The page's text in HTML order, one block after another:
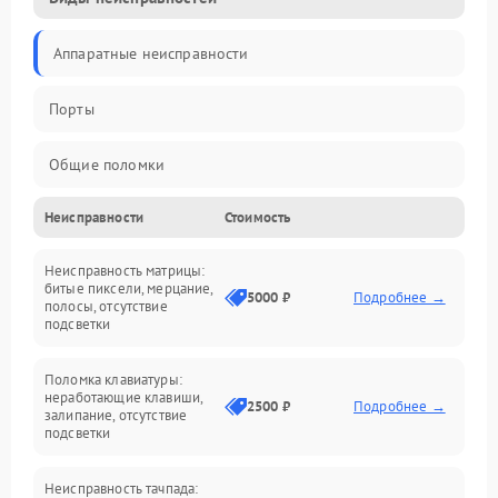
Аппаратные неисправности
Порты
Общие поломки
Устройства
Программные ошибки
Электрические и системные сбои
Интерфейсные проблемы
Батарея
Неисправности Стоимость
Неисправность матрицы:
битые пиксели, мерцание,
полосы, отсутствие
подсветки
5000 ₽ Подробнее →
Поломка клавиатуры:
неработающие клавиши,
залипание, отсутствие
подсветки
2500 ₽ Подробнее →
Неисправность тачпада: